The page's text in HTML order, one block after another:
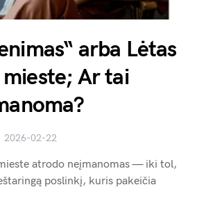
arba Lėtas
Ar tai
2026-02-22
atrodo neįmanomas — iki tol,
poslinkį, kuris pakeičia